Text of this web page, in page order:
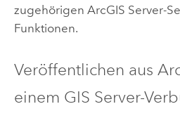
zugehörigen ArcGIS Server-
Funktionen.
Veröffentlichen aus
einem GIS Server-